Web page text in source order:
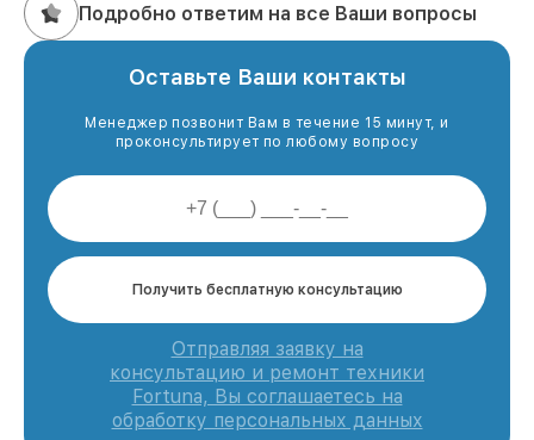
Подробно ответим на все Ваши вопросы
Оставьте Ваши контакты
Менеджер позвонит Вам в течение 15 минут, и
проконсультирует по любому вопросу
Получить бесплатную консультацию
Отправляя заявку на
консультацию и ремонт техники
Fortuna, Вы соглашаетесь на
обработку персональных данных